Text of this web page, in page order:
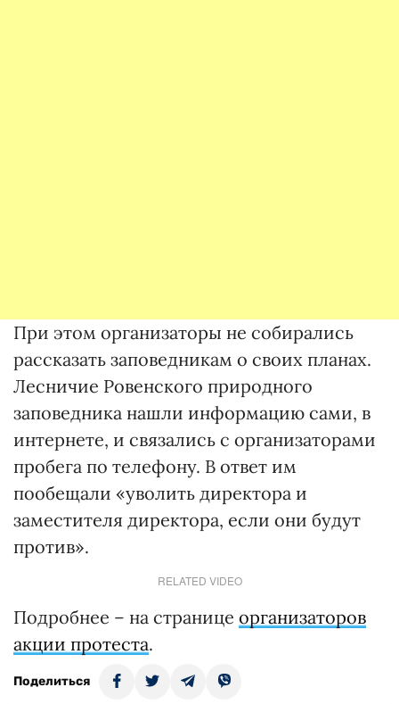
При этом организаторы не собирались
рассказать заповедникам о своих планах.
Лесничие Ровенского природного
заповедника нашли информацию сами, в
интернете, и связались с организаторами
пробега по телефону. В ответ им
пообещали «уволить директора и
заместителя директора, если они будут
против».
RELATED VIDEO
Подробнее – на странице организаторов
акции протеста.
Поделиться